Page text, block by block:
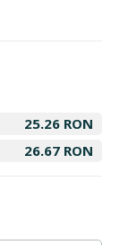
25.26 RON
26.67 RON